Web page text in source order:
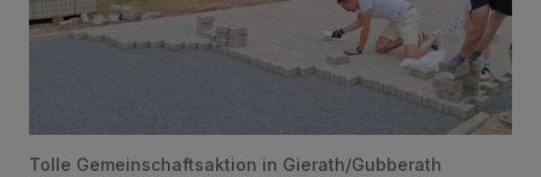
Tolle Gemeinschaftsaktion in Gierath/Gubberath